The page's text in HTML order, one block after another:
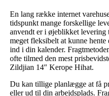
En lang række internet
tidspunkt mange forskellige
anvendt er i øjeblikket levering
meget fleksibelt at kunne
ind i din kalender.
ofte tilmed den mest
Zildjian 14″ Kerope Hihat.
Du kan tillige planlægge at få
eller ud til din arbejdsplads.